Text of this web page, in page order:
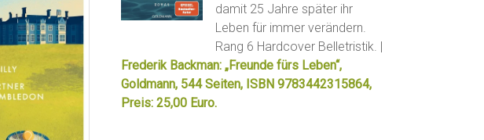
damit 25 Jahre später ihr
Leben für immer verändern.
Rang 6 Hardcover Belletristik. |
Frederik Backman: „Freunde fürs Leben“,
Goldmann, 544 Seiten, ISBN 9783442315864,
Preis: 25,00 Euro.